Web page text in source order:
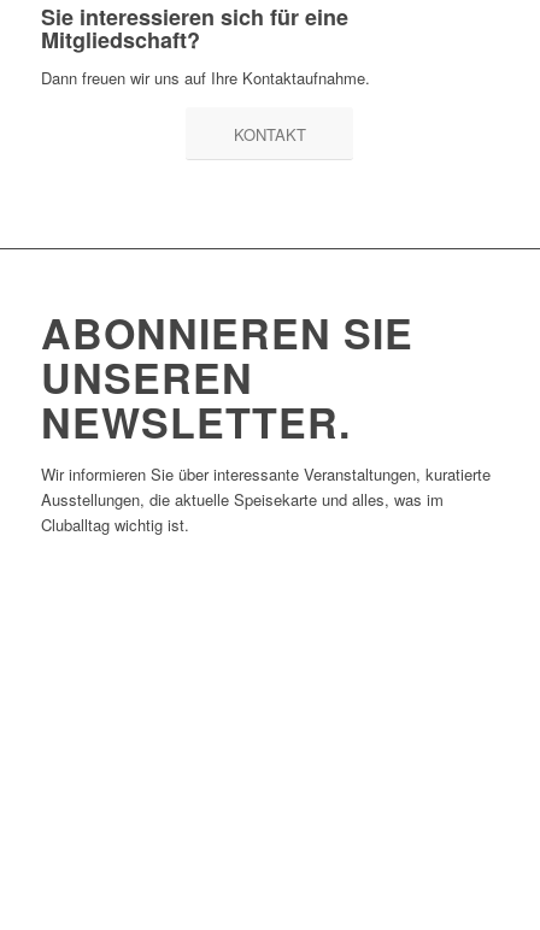
Sie interessieren sich für eine
Mitgliedschaft?
Dann freuen wir uns auf Ihre Kontaktaufnahme.
KONTAKT
ABONNIEREN SIE
UNSEREN
NEWSLETTER.
Wir informieren Sie über interessante Veranstaltungen, kuratierte
Ausstellungen, die aktuelle Speisekarte und alles, was im
Cluballtag wichtig ist.